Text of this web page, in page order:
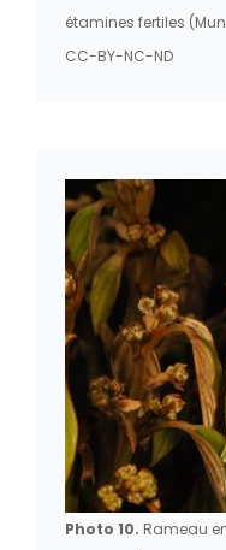
étamines fertiles
CC-BY-NC-ND
Photo 10. Rameau